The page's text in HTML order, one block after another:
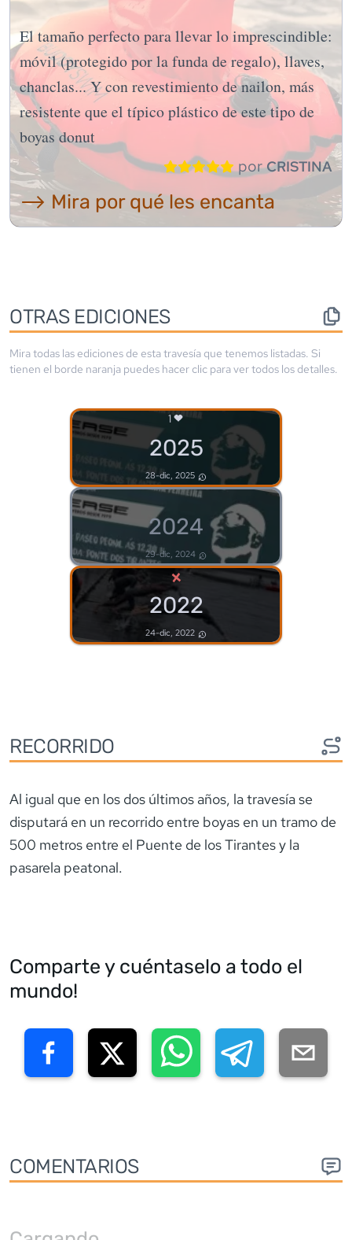
El tamaño perfecto para llevar lo imprescindible:
móvil (protegido por la funda de regalo), llaves,
chanclas... Y con revestimiento de nailon, más
resistente que el típico plástico de este tipo de
boyas donut
porCRISTINA
⟶ Mira por qué les encanta
OTRAS EDICIONES
Mira todas las ediciones de esta travesía que tenemos listadas. Si
tienen el borde naranja puedes hacer clic para ver todos los detalles.
1
2025
28-dic, 2025
2024
29-dic, 2024
×
2022
24-dic, 2022
RECORRIDO
Al igual que en los dos últimos años, la travesía se
disputará en un recorrido entre boyas en un tramo de
500 metros entre el Puente de los Tirantes y la
pasarela peatonal.
Comparte y cuéntaselo a todo el
mundo!
COMENTARIOS